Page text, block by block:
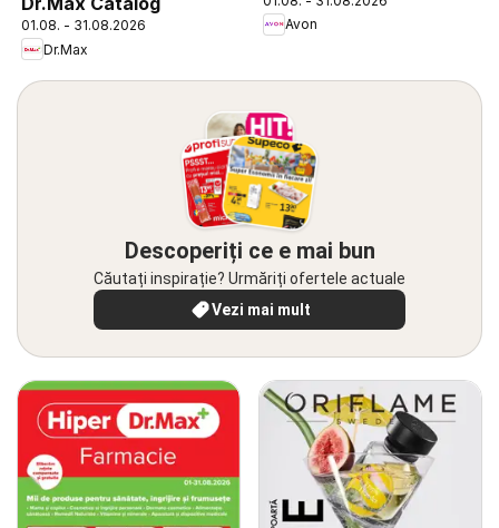
01.08. - 31.08.2026
Dr.Max
Avon
Descoperiți ce e mai bun
Căutați inspirație? Urmăriți ofertele actuale
Vezi mai mult